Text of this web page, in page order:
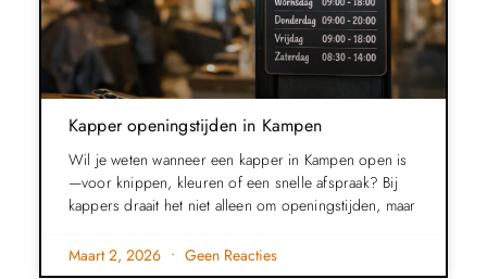
Kapper openingstijden in Kampen
Wil je weten wanneer een kapper in Kampen open is
—voor knippen, kleuren of een snelle afspraak? Bij
kappers draait het niet alleen om openingstijden, maar
Maart 2, 2026 Geen Reacties